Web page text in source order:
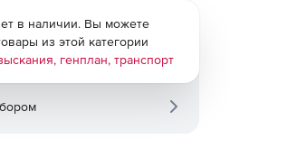
в наличии. Вы можете
из этой категории
генплан, транспорт